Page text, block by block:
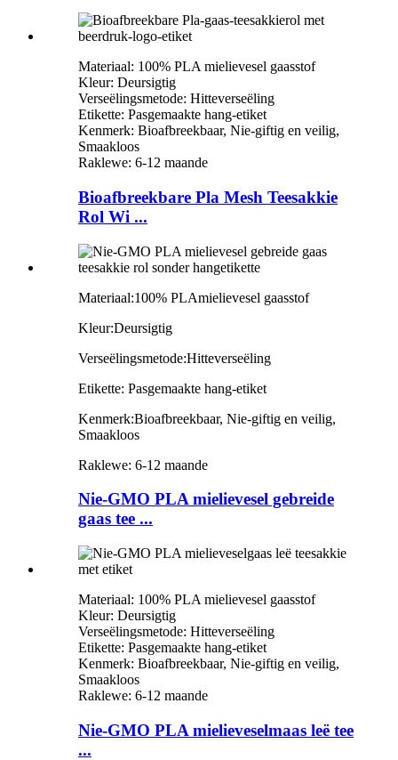
Materiaal: 100% PLA mielievesel gaasstof
Kleur: Deursigtig
Verseëlingsmetode: Hitteverseëling
Etikette: Pasgemaakte hang-etiket
Kenmerk: Bioafbreekbaar, Nie-giftig en veilig,
Smaakloos
Raklewe: 6-12 maande
Bioafbreekbare Pla Mesh Teesakkie
Rol Wi ...
Materiaal:100% PLAmielievesel gaasstof
Kleur:Deursigtig
Verseëlingsmetode:Hitteverseëling
Etikette: Pasgemaakte hang-etiket
Kenmerk:Bioafbreekbaar, Nie-giftig en veilig,
Smaakloos
Raklewe: 6-12 maande
Nie-GMO PLA mielievesel gebreide
gaas tee ...
Materiaal: 100% PLA mielievesel gaasstof
Kleur: Deursigtig
Verseëlingsmetode: Hitteverseëling
Etikette: Pasgemaakte hang-etiket
Kenmerk: Bioafbreekbaar, Nie-giftig en veilig,
Smaakloos
Raklewe: 6-12 maande
Nie-GMO PLA mielieveselmaas leë tee
...